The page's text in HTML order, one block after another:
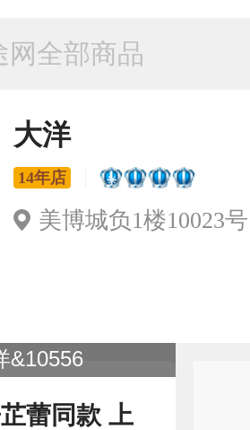
大洋
14年店
美博城负1楼10023号
&10556
蕾同款 上